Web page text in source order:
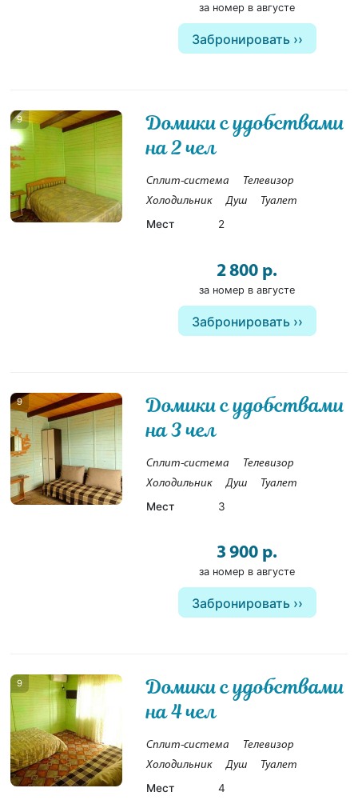
за номер в августе
Забронировать
9
Домики с удобствами
на 2 чел
Сплит-система
Телевизор
Холодильник
Душ Туалет
Мест 2
2 800 р.
за номер в августе
Забронировать
9
Домики с удобствами
на 3 чел
Сплит-система
Телевизор
Холодильник
Душ Туалет
Мест 3
3 900 р.
за номер в августе
Забронировать
9
Домики с удобствами
на 4 чел
Сплит-система
Телевизор
Холодильник
Душ Туалет
Мест 4